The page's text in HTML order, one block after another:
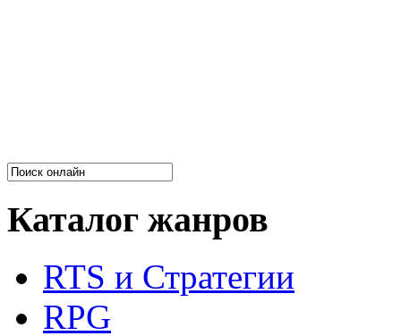
Каталог жанров
RTS и Стратегии
RPG